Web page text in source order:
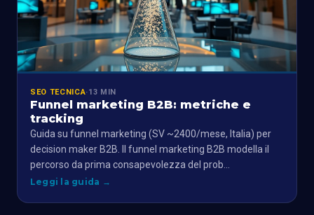
SEO TECNICA·13 MIN
Funnel marketing B2B: metriche e
tracking
Guida su funnel marketing (SV ~2400/mese, Italia) per
decision maker B2B. Il funnel marketing B2B modella il
percorso da prima consapevolezza del prob…
Leggi la guida →